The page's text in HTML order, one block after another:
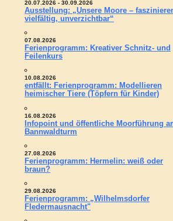
20.07.2026 - 30.09.2026
Ausstellung: „Unsere Moore –
vielfältig, unverzichtbar“
07.08.2026
Ferienprogramm: Kreativer Schnitz- und
Feilenkurs
10.08.2026
entfällt: Ferienprogramm: Modellieren
heimischer Tiere (Töpfern für Kinder)
16.08.2026
Infopoint und öffentliche Moorführung
Bannwaldturm
27.08.2026
Ferienprogramm: Hermelin: weiß oder
braun?
29.08.2026
Ferienprogramm: „Wilhelmsdorfer
Fledermausnacht"